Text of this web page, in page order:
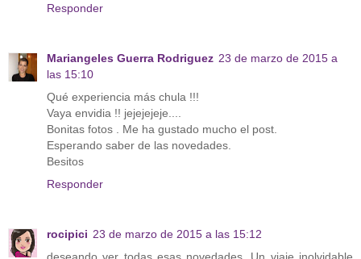
Responder
Mariangeles Guerra Rodriguez 23 de marzo de 2015 a
las 15:10
Qué experiencia más chula !!!
Vaya envidia !! jejejejeje....
Bonitas fotos . Me ha gustado mucho el post.
Esperando saber de las novedades.
Besitos
Responder
rocipici 23 de marzo de 2015 a las 15:12